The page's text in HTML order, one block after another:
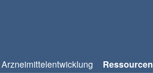
Arzneimittelentwicklung Ressourcen